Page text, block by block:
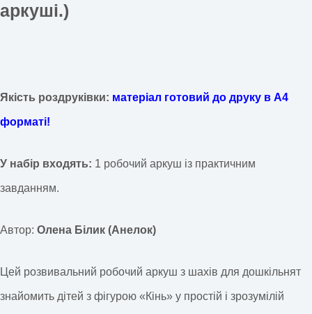
аркуші.)
Якість роздруківки: матеріал готовий до друку в А4
форматі!
У набір входять: 1 робочий аркуш із практичним
завданням.
Автор: Олена Білик (Анелок)
Цей розвивальний робочий аркуш з шахів для дошкільнят
знайомить дітей з фігурою «Кінь» у простій і зрозумілій